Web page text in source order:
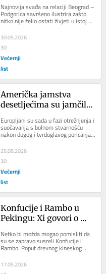
zato što se nikad nije
pomirila s raspadom
Najnovija svađa na relaciji Beograd –
Podgorica savršeno ilustrira zašto
nitko nije želio ostati živjeti u istoj
državnoj zajednici s ovakvom...
30.05.2026
30
Večernji
list
Američka jamstva
desetljećima su jamčila
sada ovisnost o Americi
predstavlja samo
Europljani su sada u fazi otrežnjenja i
suočavanja s bolnom stvarnošću
nakon dugog i tvrdoglavog poricanja i
guranja glave u pijesak. Iako je bilo...
25.05.2026
30
Večernji
list
Konfucije i Rambo u
Pekingu: Xi govori o
a Trump o sili, ali
obojica igraju istu igru
Netko bi možda mogao pomisliti da
su se zapravo susreli Konfucije i
Rambo. Poput drevnog kineskog
filozofa koji je u središte svog učenja
stavljao...
17.05.2026